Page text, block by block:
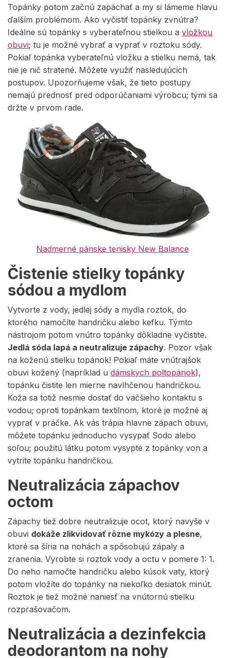
Topánky potom začnú zapáchať a my si lámeme hlavu
ďalším problémom. Ako vyčistiť topánky zvnútra?
Ideálne sú topánky s vyberateľnou stielkou a vložkou
obuvi; tu je možné vybrať a vyprať v roztoku sódy.
Pokiaľ topánka vyberateľnú vložku a stielku nemá, tak
nie je nič stratené. Môžete využiť nasledujúcich
postupov. Upozorňujeme však, že tieto postupy
nemajú prednosť pred odporúčaniami výrobcu; tými sa
držte v prvom rade.
Nadmerné pánske tenisky New Balance
Čistenie stielky topánky
sódou a mydlom
Vytvorte z vody, jedlej sódy a mydla roztok, do
ktorého namočíte handričku alebo kefku. Týmto
nástrojom potom vnútro topánky dôkladne vyčistite.
Jedlá sóda lapá a neutralizuje zápachy. Pozor však
na koženú stielku topánok! Pokiaľ máte vnútrajšok
obuvi kožený (napríklad u dámskych poltopánok),
topánku čistite len mierne navlhčenou handričkou.
Koža sa totiž nesmie dostať do väčšieho kontaktu s
vodou; oproti topánkam textilnom, ktoré je možné aj
vyprať v práčke. Ak vás trápia hlavne zápach obuvi,
môžete topánku jednoducho vysypať Sodo alebo
soľou; použitú látku potom vysypte z topánky von a
vytrite topánku handričkou.
Neutralizácia zápachov
octom
Zápachy tiež dobre neutralizuje ocot, ktorý navyše v
obuvi dokáže zlikvidovať rôzne mykózy a plesne,
ktoré sa šíria na nohách a spôsobujú zápaly a
zranenia. Vyrobte si roztok vody a octu v pomere 1: 1.
Do neho namočte handričku alebo kúsok vaty, ktorý
potom vložíte do topánky na niekoľko desiatok minút.
Roztok je tiež možné naniesť na vnútornú stielku
rozprašovačom.
Neutralizácia a dezinfekcia
deodorantom na nohy